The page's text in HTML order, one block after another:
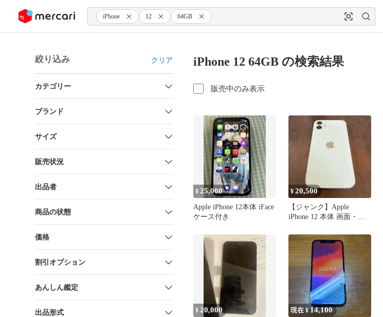
ツにスキップ iPhone 12 64GB
絞り込み クリア
カテゴリー
ブランド
サイズ
販売状況
出品者
商品の状態
価格
割引オプション
あんしん鑑定
出品形式
iPhone 12 64GB の検索結果
販売中のみ表示
¥ 25,000
Apple iPhone 12本体 iFace
ケース付き
¥20,500
【ジャンク】Apple
iPhone 12 本体 画面・背
¥ 20,000 現在 ¥14,100